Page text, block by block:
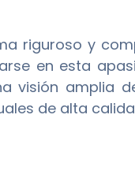
riguroso y
en esta
visión amplia
de alta